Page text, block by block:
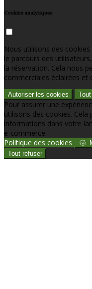
Cookies analytiques
Nous utilisons des
le parcours des
la réservation. Cela nous
commerciales éclairées et
Autoriser les cookies
Pour assurer une
utilisons des cookies.
informations dans votre
e-commerce.
Politique des cookies
Tout refuser